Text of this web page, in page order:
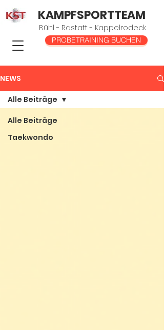
KAMPFSPORTTEAM
Bühl - Rastatt - Kappelrodeck
PROBETRAINING BUCHEN
NEWS
Alle Beiträge
Taekwondo
Alle Beiträge